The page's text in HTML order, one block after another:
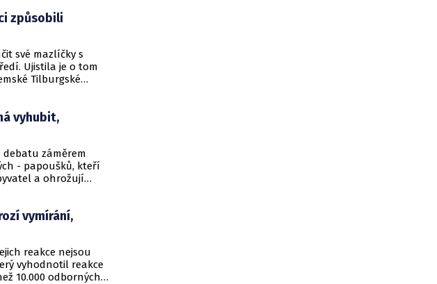
úrovni.
způsobili
své mazlíčky s
Ujistila je o tom
Tilburgské
vyhubit,
záměrem
- papoušků, kteří
a ohrožují
vymírání,
reakce nejsou
vyhodnotil reakce
10.000 odborných